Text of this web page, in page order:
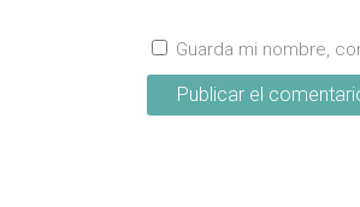
Guarda mi nombre,